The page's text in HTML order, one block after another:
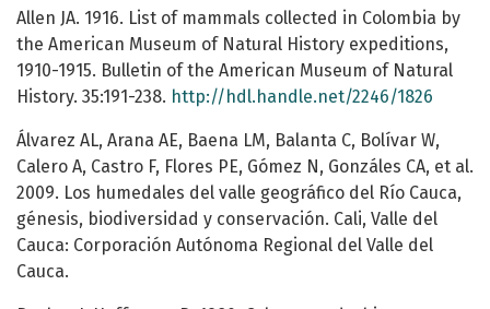
Allen JA. 1916. List of mammals collected in Colombia by
the American Museum of Natural History expeditions,
1910-1915. Bulletin of the American Museum of Natural
History. 35:191-238. http://hdl.handle.net/2246/1826
Álvarez AL, Arana AE, Baena LM, Balanta C, Bolívar W,
Calero A, Castro F, Flores PE, Gómez N, Gonzáles CA, et al.
2009. Los humedales del valle geográfico del Río Cauca,
génesis, biodiversidad y conservación. Cali, Valle del
Cauca: Corporación Autónoma Regional del Valle del
Cauca.